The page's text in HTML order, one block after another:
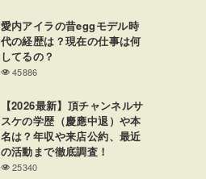
愛内アイラの昔eggモデル時
代の経歴は？現在の仕事は何
してるの？
45886
【2026最新】頂チャンネルサ
スケの学歴（慶應中退）や本
名は？年収や来店公約、最近
の活動まで徹底調査！
25340